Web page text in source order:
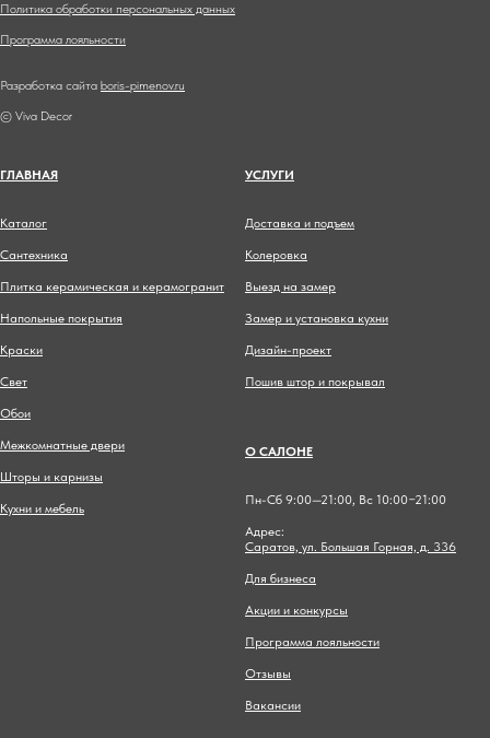
Политика обработки персональных данных
Программа лояльности
Разработка сайта boris-pimenov.ru
© Viva Decor
ГЛАВНАЯ
Каталог
Сантехника
Плитка керамическая и керамогранит
Напольные покрытия
Краски
Свет
Обои
Межкомнатные двери
Шторы и карнизы
Кухни и мебель
УСЛУГИ
Доставка и подъем
Колеровка
Выезд на замер
Замер и установка кухни
Дизайн-проект
Пошив штор и покрывал
О САЛОНЕ
Пн-Сб 9:00—21:00, Вс 10:00−21:00
Адрес:
Саратов, ул. Большая Горная, д. 336
Для бизнеса
Акции и конкурсы
Программа лояльности
Отзывы
Вакансии